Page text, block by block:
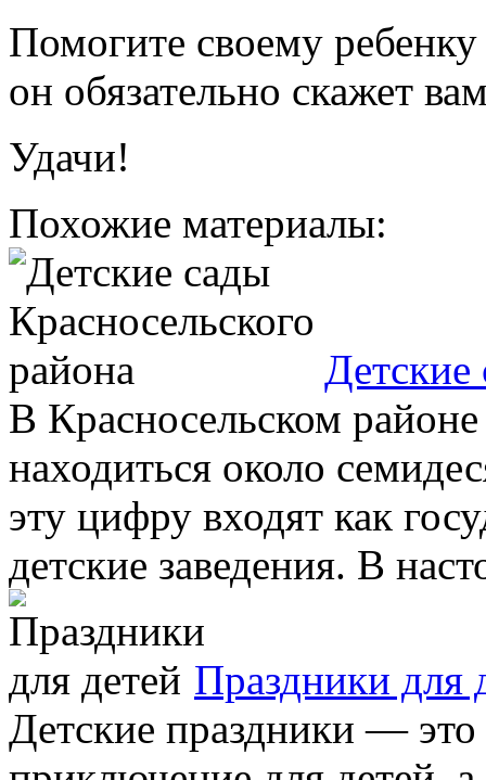
Помогите своему ребенку
он обязательно скажет
Удачи!
Похожие материалы:
Детские
В Красносельском
находиться около
эту цифру входят как
детские заведения. В
Праздники для
Детские праздники — это